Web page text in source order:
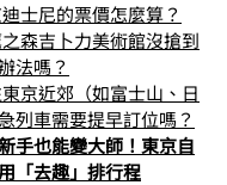
士尼的票價怎麼算？
森吉卜力美術館沒搶到
法嗎？
京近郊（如富士山、日
列車需要提早訂位嗎？
手也能變大師！東京自
「去趣」排行程